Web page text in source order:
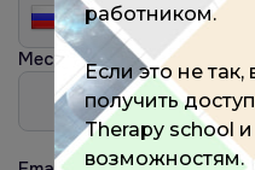
Место работы ?
работником.
Если это не
получить
Therapy school и
возможностям.